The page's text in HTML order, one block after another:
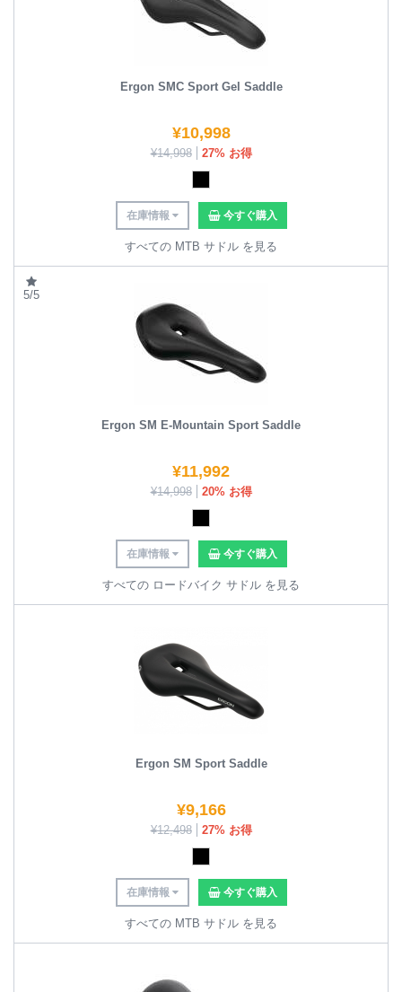
Ergon SMC Sport Gel Saddle
¥10,998
¥14,998 27% お得
在庫情報 今すぐ購入
すべての MTB サドル を見る
5/5
Ergon SM E-Mountain Sport Saddle
¥11,992
¥14,998 20% お得
在庫情報 今すぐ購入
すべての ロードバイク サドル を見る
Ergon SM Sport Saddle
¥9,166
¥12,498 27% お得
在庫情報 今すぐ購入
すべての MTB サドル を見る